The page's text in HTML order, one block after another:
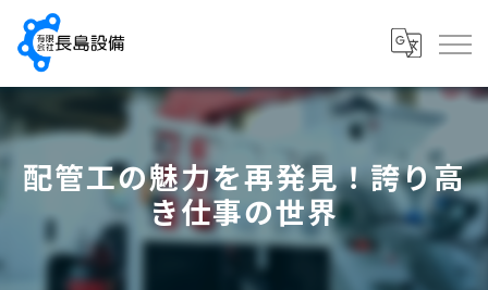
配管工の魅力を再発見！誇り高
き仕事の世界